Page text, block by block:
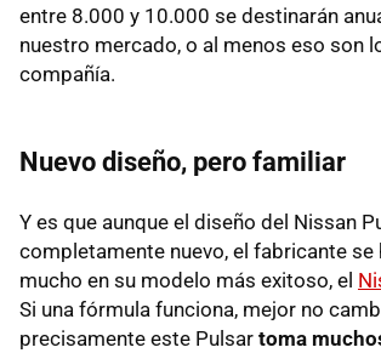
entre 8.000 y 10.000 se destinarán
nuestro mercado, o al menos eso son
compañía.
Nuevo diseño, pero familiar
Y es que aunque el diseño del Nissan
completamente nuevo, el fabricante se
mucho en su modelo más exitoso, el
Si una fórmula funciona, mejor no
precisamente este Pulsar toma